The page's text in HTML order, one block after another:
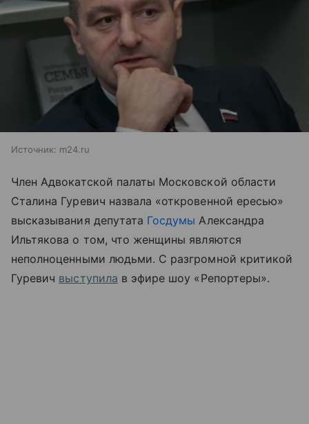
Источник: m24.ru
Член Адвокатской палаты Московской области
Сталина Гуревич назвала «откровенной ересью»
высказывания депутата Госдумы Александра
Ильтякова о том, что женщины являются
неполноценными людьми. С разгромной критикой
Гуревич выступила в эфире шоу «Репортеры».